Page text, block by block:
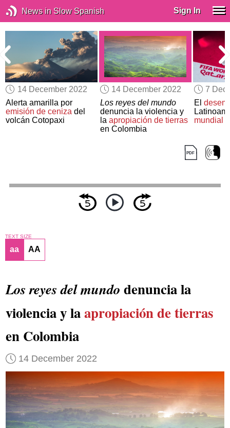
News in Slow Spanish Sign In
14 December 2022
Alerta amarilla por
emisión de ceniza del
volcán Cotopaxi
14 December 2022
Los reyes del mundo
denuncia la violencia y
la apropiación de tierras
en Colombia
7
El
mundial
TEXT SIZE
aa AA
Los reyes del mundo denuncia la
violencia y laapropiación de tierras
en Colombia
14 December 2022